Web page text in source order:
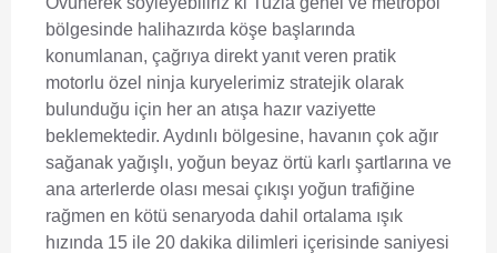
bölgesinde halihazırda köşe başlarında
konumlanan, çağrıya direkt yanıt veren pratik
motorlu özel ninja kuryelerimiz stratejik olarak
bulunduğu için her an atışa hazır vaziyette
beklemektedir. Aydınlı bölgesine, havanın çok ağır
sağanak yağışlı, yoğun beyaz örtü karlı şartlarına ve
ana arterlerde olası mesai çıkışı yoğun trafiğine
rağmen en kötü senaryoda dahil ortalama ışık
hızında 15 ile 20 dakika dilimleri içerisinde saniyesi